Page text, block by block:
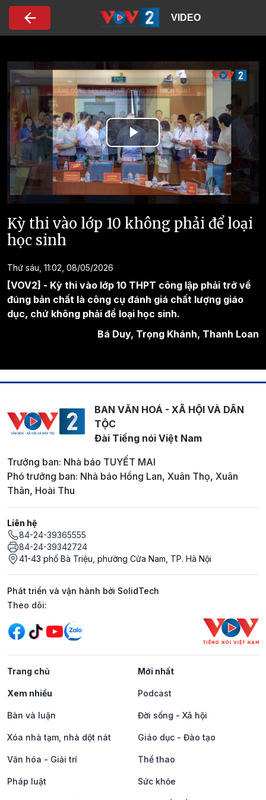
Nhảy đến nội dung
VIDEO
Play
Video
Kỳ thi vào lớp 10 không phải để loại
học sinh
Thứ sáu, 11:02, 08/05/2026
[VOV2] - Kỳ thi vào lớp 10 THPT công lập phải trở về
đúng bản chất là công cụ đánh giá chất lượng giáo
dục, chứ không phải để loại học sinh.
Bá Duy, Trọng Khánh, Thanh Loan
BAN VĂN HOÁ - XÃ HỘI VÀ DÂN
TỘC
Đài Tiếng nói Việt Nam
Trưởng ban: Nhà báo TUYẾT MAI
Phó trưởng ban: Nhà báo Hồng Lan, Xuân Thọ, Xuân
Thân, Hoài Thu
Liên hệ
84-24-39365555
84-24-39342724
41-43 phố Bà Triệu, phường Cửa Nam, TP. Hà Nội
Phát triển và vận hành bởi SolidTech
Mạng xã hội
Theo dõi:
Trang chủ Mới nhất
Xem nhiều Podcast
Bàn và luận Đời sống - Xã hội
Xóa nhà tạm, nhà dột nát Giáo dục - Đào tạo
Văn hóa - Giải trí Thể thao
Pháp luật Sức khỏe